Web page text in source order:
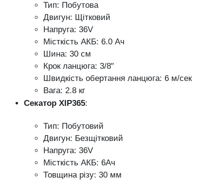
Тип: Побутова
Двигун: Щітковий
Напруга: 36V
Місткість АКБ: 6.0 Ач
Шина: 30 см
Крок ланцюга: 3/8"
Швидкість обертання ланцюга: 6 м/сек
Вага: 2.8 кг
Секатор XIP365:
Тип: Побутовий
Двигун: Безщітковий
Напруга: 36V
Місткість АКБ: 6Ач
Товщина різу: 30 мм